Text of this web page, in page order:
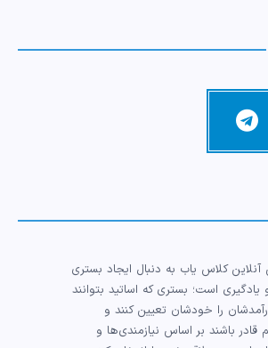
آنلاین کلاس یاب به دنبال ایجاد بستری
است؛ بستری که اساتید بتوانند
را خودشان تعیین کنند و
قادر باشند بر اساس نیازمندی‌ها و